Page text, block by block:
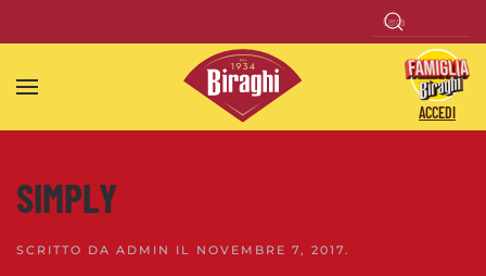
Skip to main content
ACCEDI
SIMPLY
SCRITTO DA ADMIN IL NOVEMBRE 7, 2017.